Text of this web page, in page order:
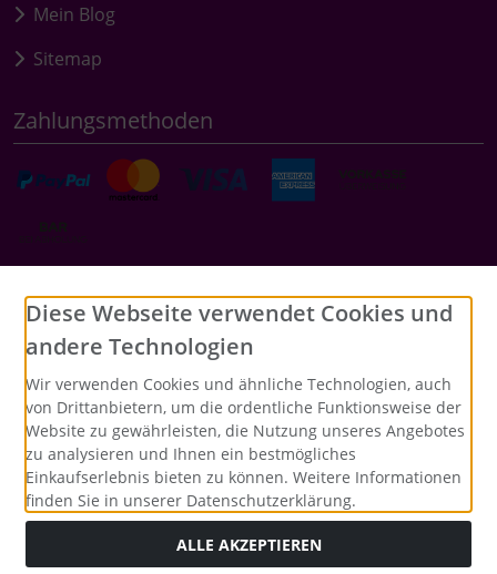
Mein Blog
Sitemap
Zahlungsmethoden
Social Media
Diese Webseite verwendet Cookies und
andere Technologien
Wir verwenden Cookies und ähnliche Technologien, auch
von Drittanbietern, um die ordentliche Funktionsweise der
Website zu gewährleisten, die Nutzung unseres Angebotes
zu analysieren und Ihnen ein bestmögliches
Einkaufserlebnis bieten zu können. Weitere Informationen
finden Sie in unserer Datenschutzerklärung.
ALLE AKZEPTIEREN